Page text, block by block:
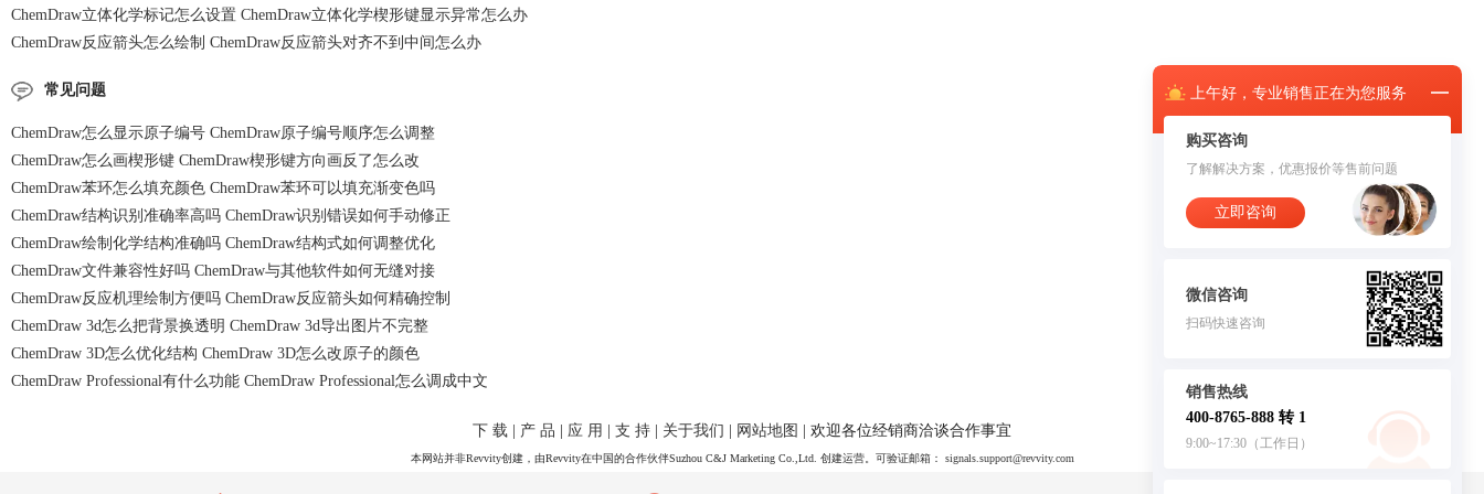
上午好， 专业销售正在为您服务
购买咨询
了解解决方案，优惠报价等售前问题
立即咨询
微信咨询
扫码快速咨询
销售热线
400-8765-888 转 1
9:00~17:30（工作日）
ChemDraw立体化学标记怎么设置 ChemDraw立体化学楔形键显示异常怎么办
ChemDraw反应箭头怎么绘制 ChemDraw反应箭头对齐不到中间怎么办
常见问题
ChemDraw怎么显示原子编号 ChemDraw原子编号顺序怎么调整
ChemDraw怎么画楔形键 ChemDraw楔形键方向画反了怎么改
ChemDraw苯环怎么填充颜色 ChemDraw苯环可以填充渐变色吗
ChemDraw结构识别准确率高吗 ChemDraw识别错误如何手动修正
ChemDraw绘制化学结构准确吗 ChemDraw结构式如何调整优化
ChemDraw文件兼容性好吗 ChemDraw与其他软件如何无缝对接
ChemDraw反应机理绘制方便吗 ChemDraw反应箭头如何精确控制
ChemDraw 3d怎么把背景换透明 ChemDraw 3d导出图片不完整
ChemDraw 3D怎么优化结构 ChemDraw 3D怎么改原子的颜色
ChemDraw Professional有什么功能 ChemDraw Professional怎么调成中文
下 载 产 品 应 用 支 持 关于我们 网站地图 | 欢迎各位经销商洽谈合作事宜
本网站并非Revvity创建，由Revvity在中国的合作伙伴Suzhou C&J Marketing Co.,Ltd. 创建运营。可验证邮箱： signals.support@revvity.com